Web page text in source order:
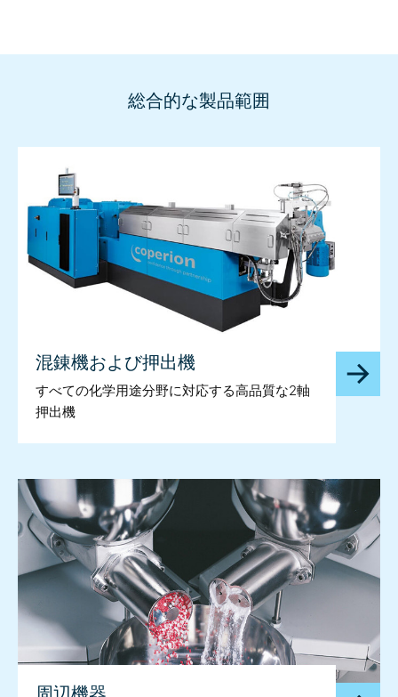
総合的な製品範囲
混錬機および押出機
すべての化学用途分野に対応する高品質な2軸
押出機